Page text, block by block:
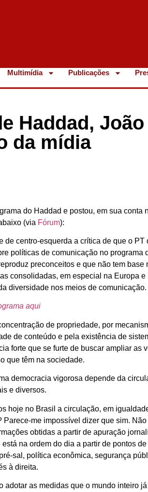
Multimídia Publicações
Haddad, João
da mídia
do Haddad e postou, em sua conta
(via Fórum):
de centro-esquerda a crítica de que o PT
políticas de comunicação no programa
preconceitos e que não tem base
consolidadas, em especial na Europa e
diversidade nos meios de comunicação.
aqui
de propriedade, por
de conteúdo e pela existência de
forte que se furte de buscar ampliar as
que têm na sociedade.
democracia vigorosa depende da
e diversos.
hoje no Brasil a circulação, em
me impossível dizer que sim. Não
obtidas a partir de apuração
na ordem do dia a partir de pontos de
sal, política econômica, segurança
à direita.
as medidas que o mundo inteiro